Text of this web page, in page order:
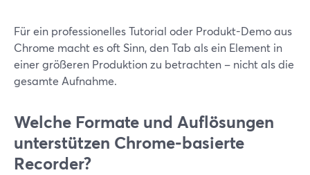
Für ein professionelles Tutorial oder Produkt-Demo aus
Chrome macht es oft Sinn, den Tab als ein Element in
einer größeren Produktion zu betrachten – nicht als die
gesamte Aufnahme.
Welche Formate und Auflösungen
unterstützen Chrome-basierte
Recorder?